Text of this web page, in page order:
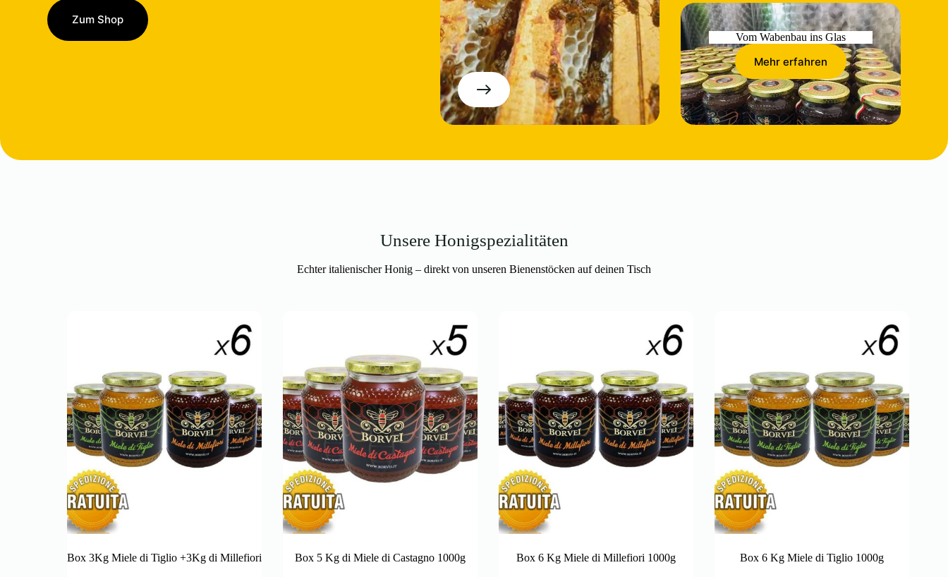
Zum Shop
Vom Wabenbau ins Glas
Mehr erfahren
Unsere Honigspezialitäten
Echter italienischer Honig – direkt von unseren Bienenstöcken auf deinen Tisch
Box 3Kg Miele di Tiglio +3Kg di Millefiori Box 5 Kg di Miele di Castagno 1000g Box 6 Kg Miele di Millefiori 1000g Box 6 Kg Miele di Tiglio 1000g